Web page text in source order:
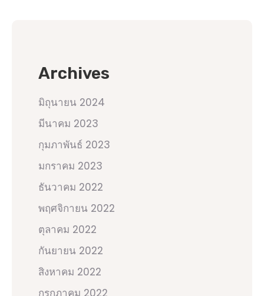
Archives
มิถุนายน 2024
มีนาคม 2023
กุมภาพันธ์ 2023
มกราคม 2023
ธันวาคม 2022
พฤศจิกายน 2022
ตุลาคม 2022
กันยายน 2022
สิงหาคม 2022
กรกฎาคม 2022